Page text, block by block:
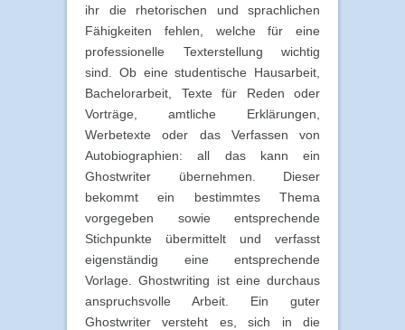
ihr die rhetorischen und sprachlichen
Fähigkeiten fehlen, welche für eine
professionelle Texterstellung wichtig
sind. Ob eine studentische Hausarbeit,
Bachelorarbeit, Texte für Reden oder
Vorträge, amtliche Erklärungen,
Werbetexte oder das Verfassen von
Autobiographien: all das kann ein
Ghostwriter übernehmen. Dieser
bekommt ein bestimmtes Thema
vorgegeben sowie entsprechende
Stichpunkte übermittelt und verfasst
eigenständig eine entsprechende
Vorlage. Ghostwriting ist eine durchaus
anspruchsvolle Arbeit. Ein guter
Ghostwriter versteht es, sich in die